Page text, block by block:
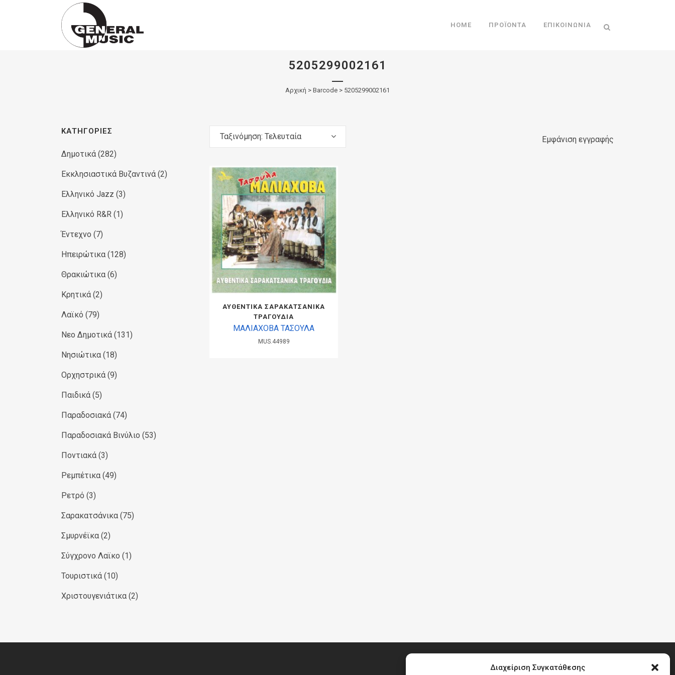
Διαχείριση Συγκατάθεσης
Products
HOME ΠΡΟΪΌΝΤΑ ΕΠΙΚΟΙΝΩΝΊΑ
5205299002161
Αρχική > Barcode > 5205299002161
ΚΑΤΗΓΟΡΊΕΣ
Δημοτικά (282)
Εκκλησιαστικά Βυζαντινά (2)
Ελληνικό Jazz (3)
Ελληνικό R&R (1)
Έντεχνο (7)
Ηπειρώτικα (128)
Θρακιώτικα (6)
Κρητικά (2)
Λαϊκό (79)
Νεο Δημοτικά (131)
Νησιώτικα (18)
Ορχηστρικά (9)
Παιδικά (5)
Παραδοσιακά (74)
Παραδοσιακά Βινύλιο (53)
Ποντιακά (3)
Ρεμπέτικα (49)
Ρετρό (3)
Σαρακατσάνικα (75)
Σμυρνέϊκα (2)
Σύγχρονο Λαϊκο (1)
Τουριστικά (10)
Χριστουγενιάτικα (2)
Εμφάνιση εγγραφής
Ταξινόμηση: Τελευταία
ΑΥΘΕΝΤΙΚΑ ΣΑΡΑΚΑΤΣΑΝΙΚΑ
ΤΡΑΓΟΥΔΙΑ
ΜΑΛΙΑΧΟΒΑ ΤΑΣΟΥΛΑ
MUS.44989